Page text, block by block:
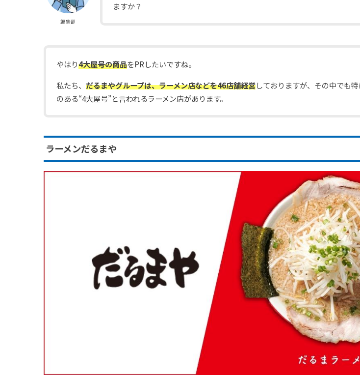
編集部
ますか？
やはり4大屋号の商品をPRしたいですね。
私たち、 だるまやグループは、ラーメン店などを46店舗経営しておりますが、その中でも
のある“4大屋号”と言われるラーメン店があります。
ラーメンだるまや